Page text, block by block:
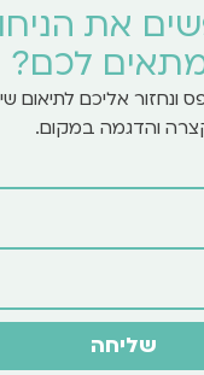
את
לכם?
ונחזור אליכם לתיאום
והדגמה במקום.
שליחה